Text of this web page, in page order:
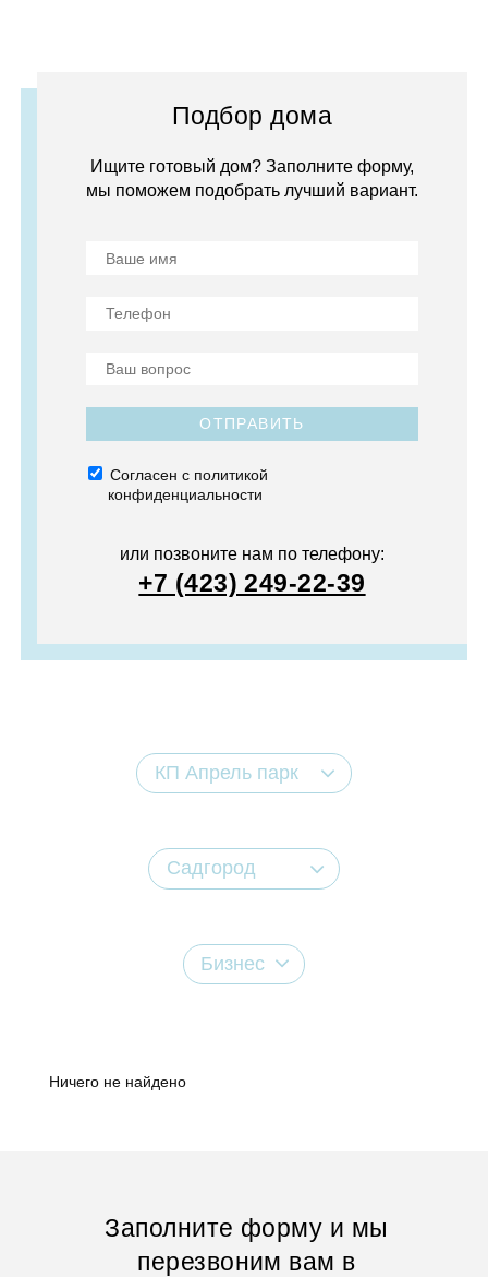
Подбор дома
Ищите готовый дом? Заполните форму,
мы поможем подобрать лучший вариант.
ОТПРАВИТЬ
Согласен с политикой
конфиденциальности
или позвоните нам по телефону:
+7 (423) 249-22-39
КП Апрель парк
Садгород
Бизнес
Ничего не найдено
Заполните форму и мы
перезвоним вам в